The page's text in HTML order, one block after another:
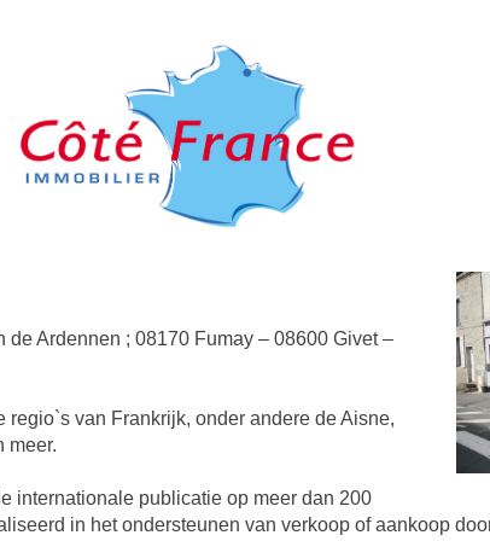
Ardennen ; 08170 Fumay – 08600 Givet –
van Frankrijk, onder andere de Aisne,
meer.
internationale publicatie op meer dan 200
in het ondersteunen van verkoop of aankoop